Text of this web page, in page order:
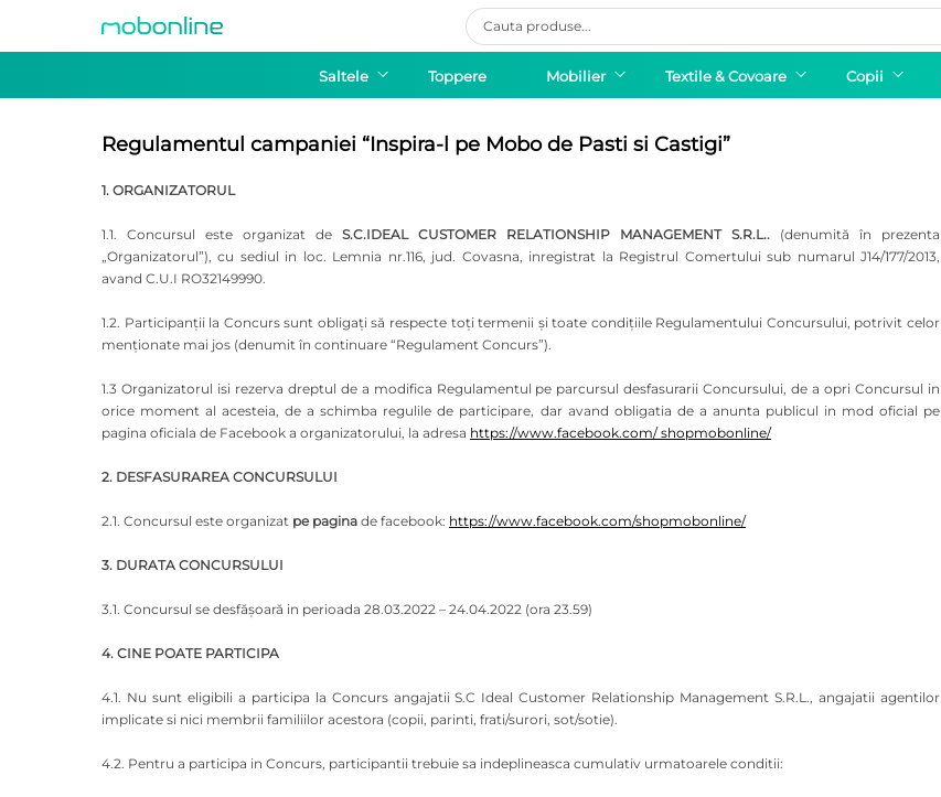
Products
search
Saltele Toppere Mobilier Textile & Covoare Copii
Regulamentul campaniei “Inspira-l pe Mobo de Pasti si Castigi”
1. ORGANIZATORUL
1.1. Concursul este organizat de S.C.IDEAL CUSTOMER RELATIONSHIP MANAGEMENT S.R.L.. (denumită în prezenta
„Organizatorul”), cu sediul in loc. Lemnia nr.116, jud. Covasna, inregistrat la Registrul Comertului sub numarul J14/177/2013,
avand C.U.I RO32149990.
1.2. Participanții la Concurs sunt obligați să respecte toți termenii și toate condițiile Regulamentului Concursului, potrivit celor
menționate mai jos (denumit în continuare “Regulament Concurs”).
1.3 Organizatorul isi rezerva dreptul de a modifica Regulamentul pe parcursul desfasurarii Concursului, de a opri Concursul in
orice moment al acesteia, de a schimba regulile de participare, dar avand obligatia de a anunta publicul in mod oficial pe
pagina oficiala de Facebook a organizatorului, la adresa https://www.facebook.com/ shopmobonline/
2. DESFASURAREA CONCURSULUI
2.1. Concursul este organizat pe pagina de facebook: https://www.facebook.com/shopmobonline/
3. DURATA CONCURSULUI
3.1. Concursul se desfășoară in perioada 28.03.2022 – 24.04.2022 (ora 23.59)
4. CINE POATE PARTICIPA
4.1. Nu sunt eligibili a participa la Concurs angajatii S.C Ideal Customer Relationship Management S.R.L., angajatii agentilor
implicate si nici membrii familiilor acestora (copii, parinti, frati/surori, sot/sotie).
4.2. Pentru a participa in Concurs, participantii trebuie sa indeplineasca cumulativ urmatoarele conditii: